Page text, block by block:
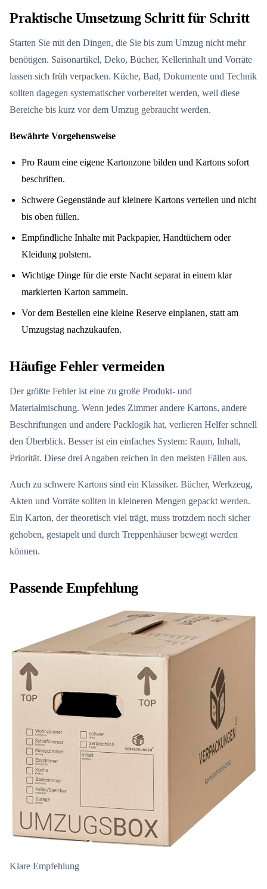
Praktische Umsetzung Schritt für Schritt
Starten Sie mit den Dingen, die Sie bis zum Umzug nicht mehr
benötigen. Saisonartikel, Deko, Bücher, Kellerinhalt und Vorräte
lassen sich früh verpacken. Küche, Bad, Dokumente und Technik
sollten dagegen systematischer vorbereitet werden, weil diese
Bereiche bis kurz vor dem Umzug gebraucht werden.
Bewährte Vorgehensweise
Pro Raum eine eigene Kartonzone bilden und Kartons sofort
beschriften.
Schwere Gegenstände auf kleinere Kartons verteilen und nicht
bis oben füllen.
Empfindliche Inhalte mit Packpapier, Handtüchern oder
Kleidung polstern.
Wichtige Dinge für die erste Nacht separat in einem klar
markierten Karton sammeln.
Vor dem Bestellen eine kleine Reserve einplanen, statt am
Umzugstag nachzukaufen.
Häufige Fehler vermeiden
Der größte Fehler ist eine zu große Produkt- und
Materialmischung. Wenn jedes Zimmer andere Kartons, andere
Beschriftungen und andere Packlogik hat, verlieren Helfer schnell
den Überblick. Besser ist ein einfaches System: Raum, Inhalt,
Priorität. Diese drei Angaben reichen in den meisten Fällen aus.
Auch zu schwere Kartons sind ein Klassiker. Bücher, Werkzeug,
Akten und Vorräte sollten in kleineren Mengen gepackt werden.
Ein Karton, der theoretisch viel trägt, muss trotzdem noch sicher
gehoben, gestapelt und durch Treppenhäuser bewegt werden
können.
Passende Empfehlung
Klare Empfehlung